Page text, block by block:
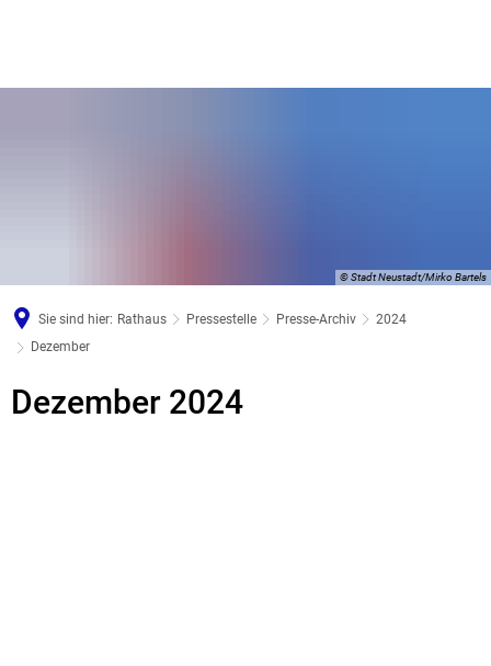
© Stadt Neustadt/Mirko Bartels
Sie sind hier: Rathaus Pressestelle Presse-Archiv
2024
Dezember
Dezember
Dezember 2024